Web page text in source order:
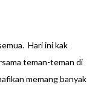
Hari ini kak
teman-teman di
memang banyak